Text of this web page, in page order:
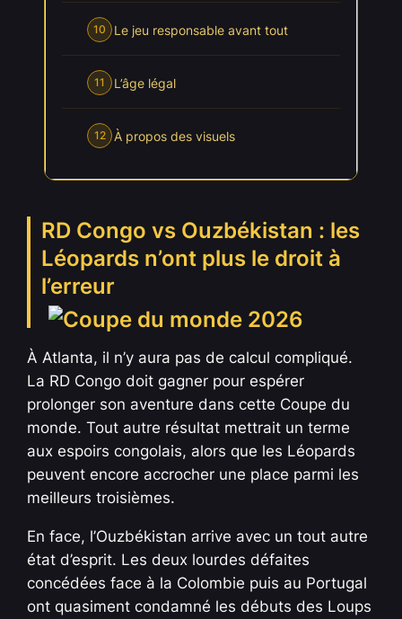
10 Le jeu responsable avant tout
11 L’âge légal
12 À propos des visuels
RD Congo vs Ouzbékistan : les
Léopards n’ont plus le droit à
l’erreur
À Atlanta, il n’y aura pas de calcul compliqué.
La RD Congo doit gagner pour espérer
prolonger son aventure dans cette Coupe du
monde. Tout autre résultat mettrait un terme
aux espoirs congolais, alors que les Léopards
peuvent encore accrocher une place parmi les
meilleurs troisièmes.
En face, l’Ouzbékistan arrive avec un tout autre
état d’esprit. Les deux lourdes défaites
concédées face à la Colombie puis au Portugal
ont quasiment condamné les débuts des Loups